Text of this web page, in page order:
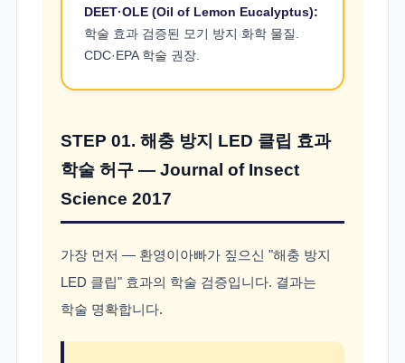
DEET·OLE (Oil of Lemon Eucalyptus):
학술 효과 검증된 모기 방지 화학 물질.
CDC·EPA 학술 권장.
STEP 01. 해충 방지 LED 클립 효과
학술 허구 — Journal of Insect
Science 2017
가장 먼저 — 환영이아빠가 짚으신 "해충 방지
LED 클립" 효과의 학술 검증입니다. 결과는
학술 명확합니다.